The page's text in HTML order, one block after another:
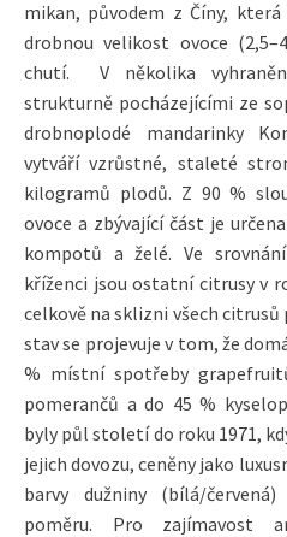
mikan, původem z Číny,
drobnou velikost ovoce
chutí. V několika
strukturně pocházejícími ze
drobnoplodé mandarinky
vytváří vzrůstné, staleté
kilogramů plodů. Z 90 %
ovoce a zbývající část je
kompotů a želé. Ve
kříženci jsou ostatní citrusy v
celkově na sklizni všech
stav se projevuje v tom, že
% místní spotřeby
pomerančů a do 45 %
byly půl století do roku 1971,
jejich dovozu, ceněny jako
barvy dužniny (bílá/
poměru. Pro zajímavost